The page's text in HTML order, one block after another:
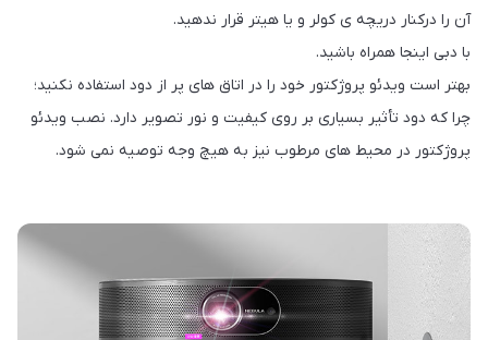
آن را درکنار دریچه ی کولر و یا هیتر قرار ندهید.
با دبی اینجا همراه باشید.
بهتر است ویدئو پروژکتور خود را در اتاق های پر از دود استفاده نکنید؛
چرا که دود تأثیر بسیاری بر روی کیفیت و نور تصویر دارد. نصب ویدئو
پروژکتور در محیط های مرطوب نیز به هیچ وجه توصیه نمی شود.